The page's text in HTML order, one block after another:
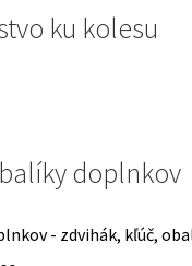
ku kolesu
doplnkov
- zdvihák, kľúč,